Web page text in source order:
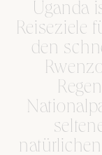
Uganda
Reiseziele
den